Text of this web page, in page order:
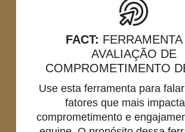
FACT:
AVALIAÇÃO DE
COMPROMETIMENTO
Use esta ferramenta para
fatores que mais
comprometimento e